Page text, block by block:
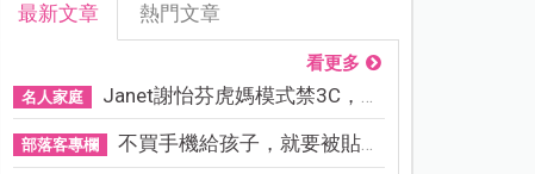
最新文章 熱門文章
看更多
名人家庭 Janet謝怡芬虎媽模式禁3C，看...
部落客專欄 不買手機給孩子，就要被貼「...